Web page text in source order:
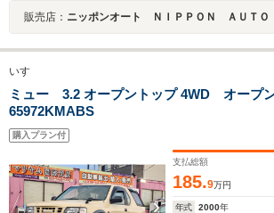
販売店： ニッポンオート ＮＩＰＰＯＮ ＡＵＴＯ
いすゞ
ミュー 3.2 オープントップ 4WD オープ
65972KMABS
購入プラン付
支払総額
185.9万円
年式 2000年